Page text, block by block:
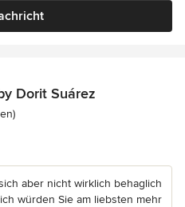
Dorit Suárez
von 5 Sternen
aber nicht wirklich behaglich
würden Sie am liebsten mehr